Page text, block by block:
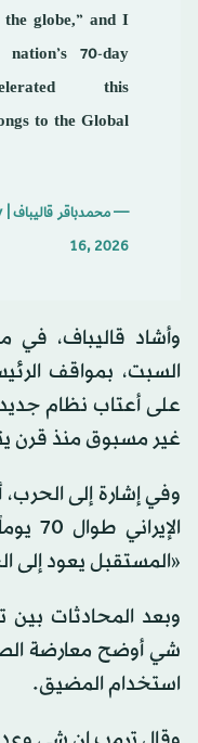
globe,” and I
70-day
this
to the Global
— محمدباقر قالیباف | MB Ghalibaf (@mb_ghalibaf)
16, 2026
وأشاد قاليباف،
السبت، بمواقف
على أعتاب نظام
غير مسبوق منذ قرن
وفي إشارة إلى
«المستقبل يعود إلى
وبعد المحادثات
شي أوضح معارضة
استخدام المضيق.